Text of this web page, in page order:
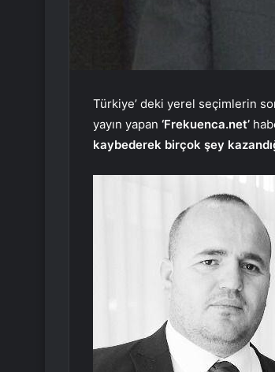
Türkiye’ deki yerel seçimlerin
yayın yapan ‘Frekuenca.net’
kaybederek birçok şey